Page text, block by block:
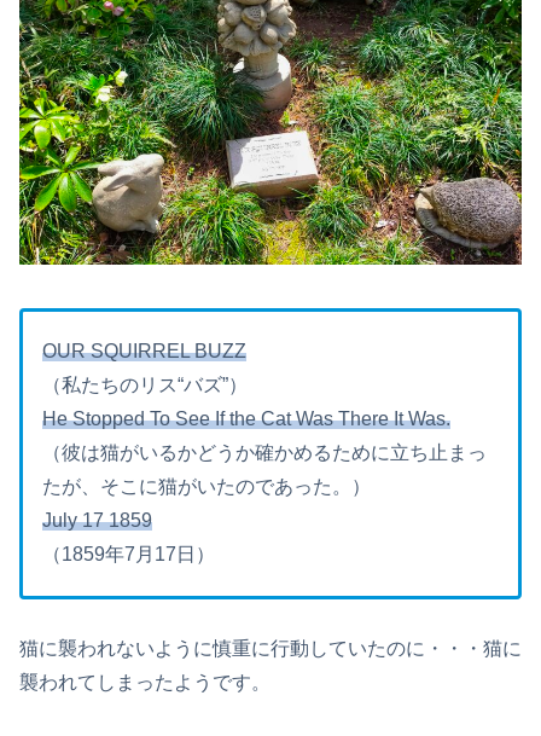
OUR SQUIRREL BUZZ
（私たちのリス“バズ”）
He Stopped To See If the Cat Was There It Was.
（彼は猫がいるかどうか確かめるために立ち止まっ
たが、そこに猫がいたのであった。）
July 17 1859
（1859年7月17日）
猫に襲われないように慎重に行動していたのに・・・猫に
襲われてしまったようです。